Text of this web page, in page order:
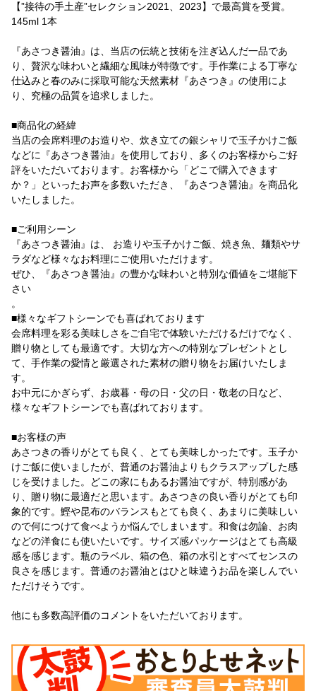
【”接待の手土産”セレクション2021、2023】で最高賞を受賞。
145ml 1本
『あさつき醤油』は、当店の伝統と技術を注ぎ込んだ一品であ
り、贅沢な味わいと繊細な風味が特徴です。手作業による丁寧な
仕込みと春のみに採取可能な天然素材『あさつき』の使用によ
り、究極の品質を追求しました。
■商品化の経緯
当店の会席料理のお造りや、炊き立ての銀シャリで玉子かけご飯
などに『あさつき醤油』を使用しており、多くのお客様からご好
評をいただいております。お客様から「どこで購入できます
か？」といったお声を多数いただき、『あさつき醤油』を商品化
いたしました。
■ご利用シーン
『あさつき醤油』は、 お造りや玉子かけご飯、焼き魚、麺類やサ
ラダなど様々なお料理にご使用いただけます。
ぜひ、『あさつき醤油』の豊かな味わいと特別な価値をご堪能下
さい
。
■様々なギフトシーンでも喜ばれております
会席料理を彩る美味しさをご自宅で体験いただけるだけでなく、
贈り物としても最適です。大切な方への特別なプレゼントとし
て、手作業の愛情と厳選された素材の贈り物をお届けいたしま
す。
お中元にかぎらず、お歳暮・母の日・父の日・敬老の日など、
様々なギフトシーンでも喜ばれております。
■お客様の声
あさつきの香りがとても良く、とても美味しかったです。玉子か
けご飯に使いましたが、普通のお醤油よりもクラスアップした感
じを受けました。どこの家にもあるお醤油ですが、特別感があ
り、贈り物に最適だと思います。あさつきの良い香りがとても印
象的です。鰹や昆布のバランスもとても良く、あまりに美味しい
ので何につけて食べようか悩んでしまいます。和食は勿論、お肉
などの洋食にも使いたいです。サイズ感パッケージはとても高級
感を感じます。瓶のラベル、箱の色、箱の水引とすべてセンスの
良さを感じます。普通のお醤油とはひと味違うお品を楽しんでい
ただけそうです。
他にも多数高評価のコメントをいただいております。